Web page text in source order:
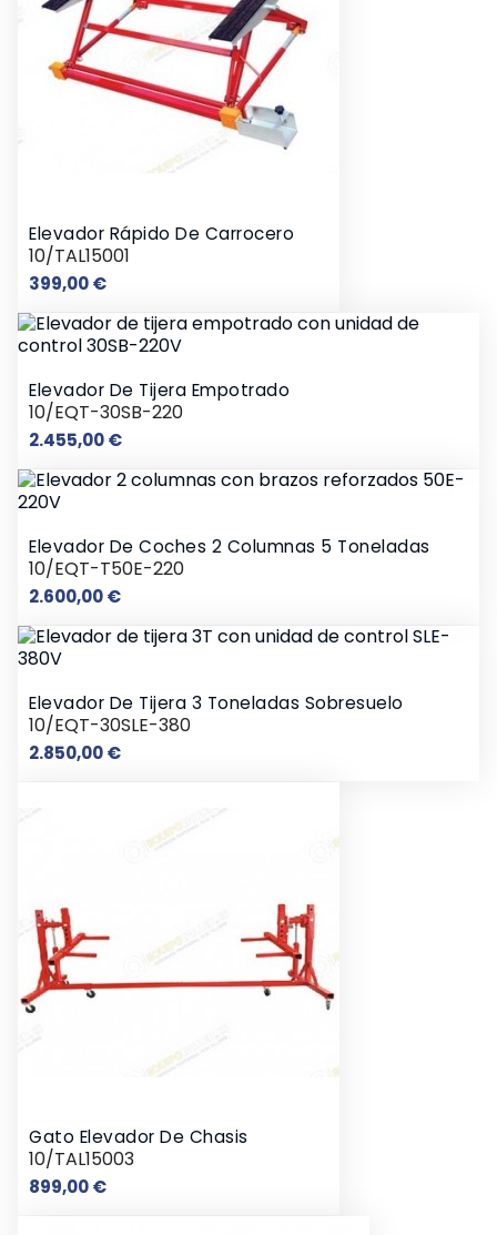
Elevador Rápido De Carrocero
10/TAL15001
399,00 €Precio
Elevador De Tijera Empotrado
10/EQT-30SB-220
2.455,00 €Precio
Elevador De Coches 2 Columnas 5 Toneladas
10/EQT-T50E-220
2.600,00 €Precio
Elevador De Tijera 3 Toneladas Sobresuelo
10/EQT-30SLE-380
2.850,00 €Precio
Gato Elevador De Chasis
10/TAL15003
899,00 €Precio